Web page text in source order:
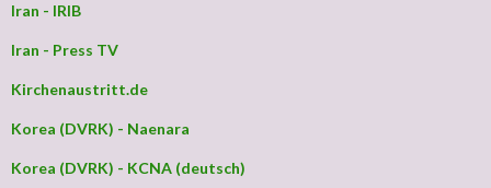
Iran - IRIB
Iran - Press TV
Kirchenaustritt.de
Korea (DVRK) - Naenara
Korea (DVRK) - KCNA (deutsch)